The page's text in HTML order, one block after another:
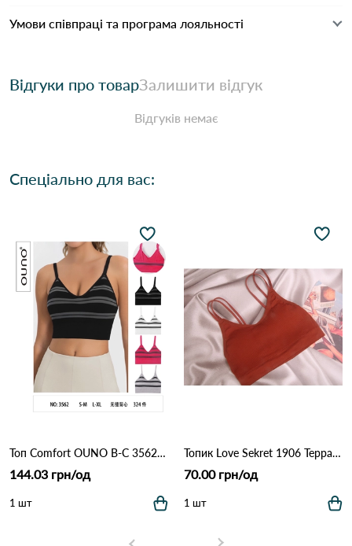
Умови співпраці та програма лояльності
Відгуки про товарЗалишити відгук
Відгуків немає
Спеціально для вас:
Топ Comfort OUNO B-C 3562 Різні кольори
144.03 грн/од
1 шт
Топик Love Sekret 1906 Терракота
70.00 грн/од
1 шт